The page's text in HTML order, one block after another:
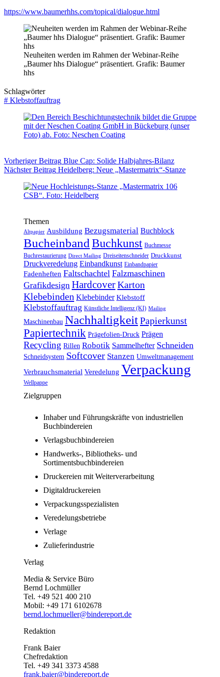
https://www.baumerhhs.com/topical/dialogue.html
Neuheiten werden im Rahmen der Webinar-Reihe
„Baumer hhs Dialogue“ präsentiert. Grafik: Baumer
hhs
Schlagwörter
# Klebstoffauftrag
VorherigerBeitrag Blue Cap: Solide Halbjahres-Bilanz
NächsterBeitrag Heidelberg: Neue „Mastermatrix“-Stanze
Themen
Altpapier Ausbildung Bezugsmaterial Buchblock
BucheinbandBuchkunst Buchmesse
Buchrestaurierung Direct Mailing Dreiseitenschneider Druckkunst
Druckveredelung Einbandkunst Einbandpapier
Fadenheften Faltschachtel Falzmaschinen
Grafikdesign HardcoverKarton
Klebebinden Klebebinder Klebstoff
Klebstoffauftrag Künstliche Intelligenz (KI) Mailing
Maschinenbau NachhaltigkeitPapierkunst
Papiertechnik Prägefolien-Druck Prägen
Recycling Rillen Robotik Sammelhefter Schneiden
Schneidsystem Softcover Stanzen Umweltmanagement
Verbrauchsmaterial Veredelung Verpackung
Wellpappe
Zielgruppen
Inhaber und Führungskräfte von industriellen
Buchbindereien
Verlagsbuchbindereien
Handwerks-, Bibliotheks- und
Sortimentsbuchbindereien
Druckereien mit Weiterverarbeitung
Digitaldruckereien
Verpackungsspezialisten
Veredelungsbetriebe
Verlage
Zulieferindustrie
Verlag
Media & Service Büro
Bernd Lochmüller
Tel. +49 521 400 210
Mobil: +49 171 6102678
bernd.lochmueller@bindereport.de
Redaktion
Frank Baier
Chefredaktion
Tel. +49 341 3373 4588
frank.baier@bindereport.de